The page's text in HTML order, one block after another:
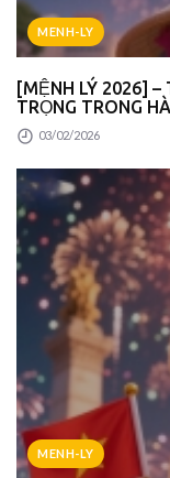
MENH-LY
[MỆNH LÝ 2026] –
TRỌNG TRONG
03/02/2026
MENH-LY